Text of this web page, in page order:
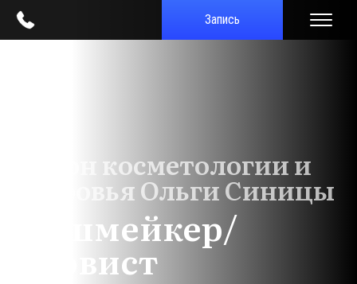
Запись
Салон косметологии и
здоровья Ольги Синицы
Лэшмейкер/
бровист